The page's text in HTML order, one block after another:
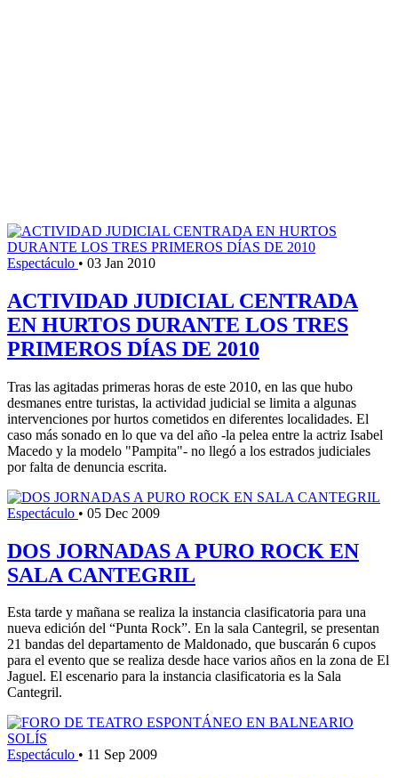
Espectáculo • 03 Jan 2010
ACTIVIDAD JUDICIAL CENTRADA
EN HURTOS DURANTE LOS TRES
PRIMEROS DÍAS DE 2010
Tras las agitadas primeras horas de este 2010, en las que hubo
desmanes entre turistas, la actividad judicial se limita a algunas
intervenciones por hurtos cometidos en diferentes localidades. El
caso más sonado en lo que va del año -la pelea entre la actriz Isabel
Macedo y la modelo "Pampita"- no llegó a los estrados judiciales
por falta de denuncia escrita.
Espectáculo • 05 Dec 2009
DOS JORNADAS A PURO ROCK EN
SALA CANTEGRIL
Esta tarde y mañana se realiza la instancia clasificatoria para una
nueva edición del “Punta Rock”. En la sala Cantegril, se presentan
21 bandas del departamento de Maldonado, que buscarán 6 cupos
para el evento que se realiza desde hace varios años en la zona de El
Jaguel. El escenario para la instancia clasificatoria es la Sala
Cantegril.
Espectáculo • 11 Sep 2009